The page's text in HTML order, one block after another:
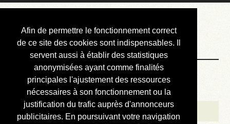
Afin de permettre le fonctionnement correct
de ce site des cookies sont indispensables. Il
servent aussi à établir des statistiques
anonymisées ayant comme finalités
principales l'ajustement des ressources
nécessaires à son fonctionnement ou la
justification du trafic auprès d'annonceurs
publicitaires. En poursuivant votre navigation
Courbis, « LE »
Blog Officiel
Bienvenue
Réalisations
Divers (et d’été)